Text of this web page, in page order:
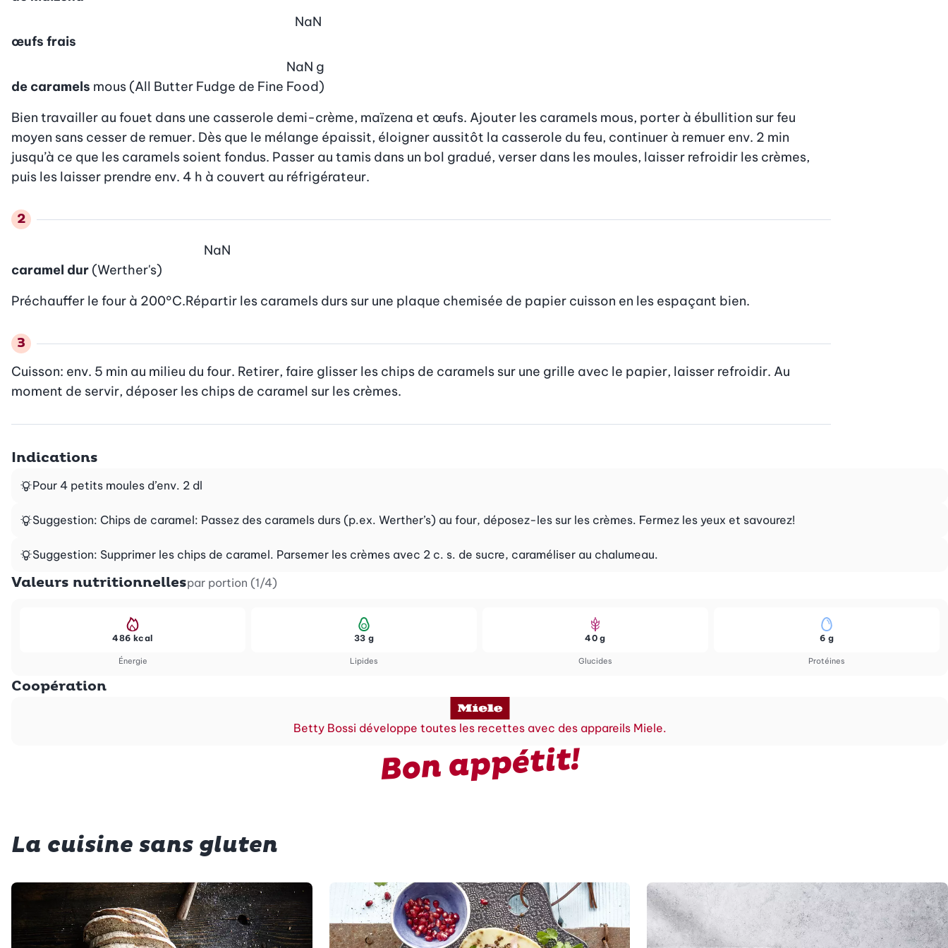
œufs frais
NaN
de caramels mous (All Butter Fudge de Fine Food)
NaN g
Bien travailler au fouet dans une casserole demi-crème, maïzena et œufs. Ajouter les caramels mous, porter à ébullition sur feu
moyen sans cesser de remuer. Dès que le mélange épaissit, éloigner aussitôt la casserole du feu, continuer à remuer env. 2 min
jusqu’à ce que les caramels soient fondus. Passer au tamis dans un bol gradué, verser dans les moules, laisser refroidir les crèmes,
puis les laisser prendre env. 4 h à couvert au réfrigérateur.
caramel dur (Werther's)
NaN
Préchauffer le four à 200°C.Répartir les caramels durs sur une plaque chemisée de papier cuisson en les espaçant bien.
Cuisson: env. 5 min au milieu du four. Retirer, faire glisser les chips de caramels sur une grille avec le papier, laisser refroidir. Au
moment de servir, déposer les chips de caramel sur les crèmes.
Indications
Pour 4 petits moules d’env. 2 dl
Suggestion: Chips de caramel: Passez des caramels durs (p.ex. Werther’s) au four, déposez-les sur les crèmes. Fermez les yeux et savourez!
Suggestion: Supprimer les chips de caramel. Parsemer les crèmes avec 2 c. s. de sucre, caraméliser au chalumeau.
Valeurs nutritionnellespar portion (1/4)
Énergie
486 kcal
Lipides
33 g
Glucides
40 g
Protéines
6 g
Coopération
Betty Bossi développe toutes les recettes avec des appareils Miele.
Bon appétit!
La cuisine sans gluten